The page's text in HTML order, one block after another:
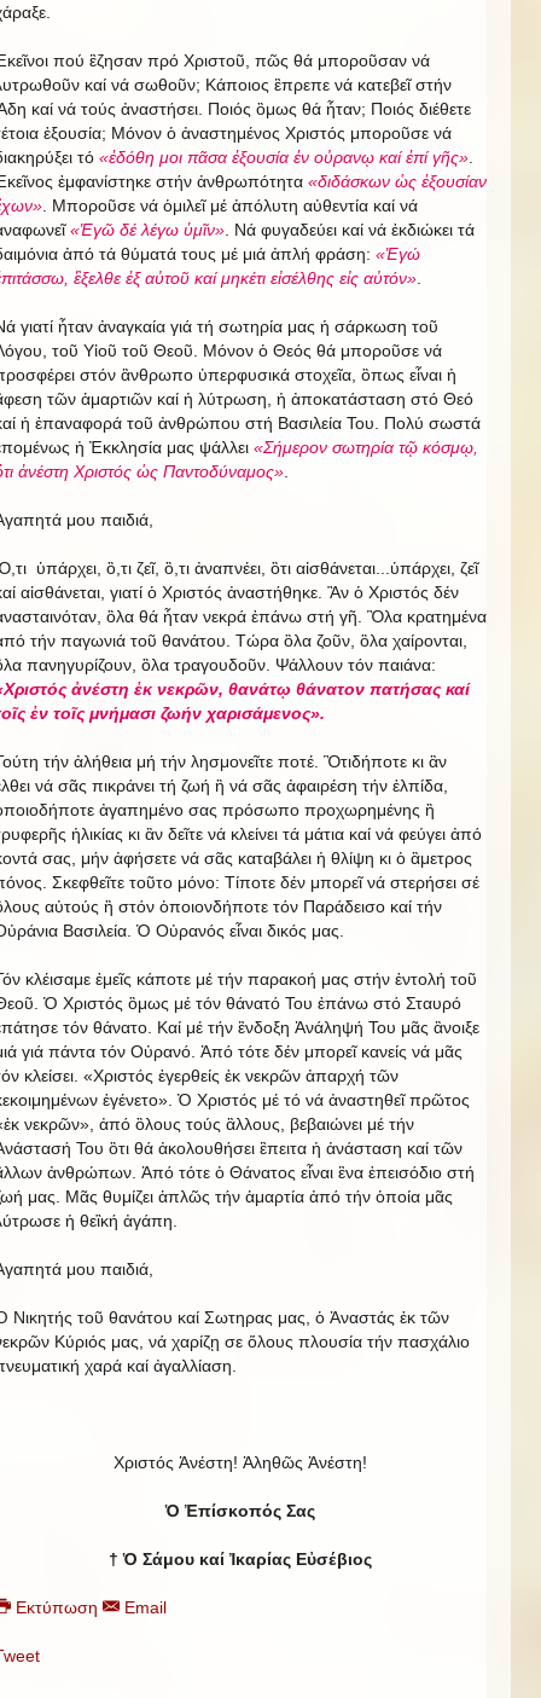
πού ἒζησαν πρό Χριστοῦ, πῶς θά μποροῦσαν νά
καί νά σωθοῦν; Κάποιος ἒπρεπε νά κατεβεῖ στήν
καί νά τούς ἀναστήσει. Ποιός ὃμως θά ἦταν; Ποιός διέθετε
ἐξουσία; Μόνον ὁ ἀναστημένος Χριστός μποροῦσε νά
τό «ἐδόθη μοι πᾶσα ἐξουσία ἐν οὐρανῳ καί ἐπί γῆς»
ἐμφανίστηκε στήν ἀνθρωπότητα «διδάσκων ὡς ἐξουσίαν
. Μποροῦσε νά ὁμιλεῖ μέ ἀπόλυτη αὐθεντία καί νά
«Ἐγῶ δέ λέγω ὑμῖν» . Νά φυγαδεύει καί νά ἐκδιώκει τά
ἀπό τά θύματά τους μέ μιά ἀπλή φράση: «Ἐγώ
ἒξελθε ἐξ αὐτοῦ καί μηκέτι εἰσέλθης εἰς αὐτόν»
γιατί ἦταν ἀναγκαία γιά τή σωτηρία μας ἡ σάρκωση τοῦ
τοῦ Υἱοῦ τοῦ Θεοῦ. Μόνον ὁ Θεός θά μποροῦσε νά
στόν ἂνθρωπο ὑπερφυσικά στοχεῖα, ὃπως εἶναι ἡ
τῶν ἁμαρτιῶν καί ἡ λύτρωση, ἡ ἀποκατάσταση στό Θεό
ἡ ἐπαναφορά τοῦ ἀνθρώπου στή Βασιλεία Του. Πολύ σωστά
ἡ Ἐκκλησία μας ψάλλει «Σήμερον σωτηρία τῷ κόσμῳ,
ἀνέστη Χριστός ὡς Παντοδύναμος»
μου παιδιά,
ὑπάρχει, ὃ,τι ζεῖ, ὃ,τι ἀναπνέει, ὃτι αἰσθάνεται...ὑπάρχει, ζεῖ
αἰσθάνεται, γιατί ὁ Χριστός ἀναστήθηκε. Ἂν ὁ Χριστός δέν
ὃλα θά ἦταν νεκρά ἐπάνω στή γῆ. Ὃλα κρατημένα
τήν παγωνιά τοῦ θανάτου. Τώρα ὃλα ζοῦν, ὃλα χαίρονται,
πανηγυρίζουν, ὃλα τραγουδοῦν. Ψάλλουν τόν παιάνα:
Χριστός ἀνέστη ἐκ νεκρῶν, θανάτῳ θάνατον πατήσας καί
ἐν τοῖς μνήμασι ζωήν χαρισάμενος».
τήν ἀλήθεια μή τήν λησμονεῖτε ποτέ. Ὃτιδήποτε κι ἂν
νά σᾶς πικράνει τή ζωή ἢ νά σᾶς ἀφαιρέση τήν ἐλπίδα,
ἀγαπημένο σας πρόσωπο προχωρημένης ἢ
ἡλικίας κι ἂν δεῖτε νά κλείνει τά μάτια καί νά φεύγει ἀπό
σας, μήν ἀφήσετε νά σᾶς καταβάλει ἡ θλίψη κι ὁ ἂμετρος
Σκεφθεῖτε τοῦτο μόνο: Τίποτε δέν μπορεῖ νά στερήσει σέ
αὐτούς ἢ στόν ὁποιονδήποτε τόν Παράδεισο καί τήν
Βασιλεία. Ὁ Οὐρανός εἶναι δικός μας.
κλέισαμε ἐμεῖς κάποτε μέ τήν παρακοή μας στήν ἐντολή τοῦ
Ὁ Χριστός ὃμως μέ τόν θάνατό Του ἐπάνω στό Σταυρό
τόν θάνατο. Καί μέ τήν ἒνδοξη Ἀνάληψή Του μᾶς ἂνοιξε
γιά πάντα τόν Οὐρανό. Ἀπό τότε δέν μπορεῖ κανείς νά μᾶς
κλείσει. «Χριστός ἐγερθείς ἐκ νεκρῶν ἀπαρχή τῶν
ἐγένετο». Ὁ Χριστός μέ τό νά ἀναστηθεῖ πρῶτος
νεκρῶν», ἀπό ὃλους τούς ἂλλους, βεβαιώνει μέ τήν
Του ὃτι θά ἀκολουθήσει ἒπειτα ἡ ἀνάσταση καί τῶν
ἀνθρώπων. Ἀπό τότε ὁ Θάνατος εἶναι ἓνα ἐπεισόδιο στή
μας. Μᾶς θυμίζει ἁπλῶς τήν ἁμαρτία ἀπό τήν ὁποία μᾶς
ἡ θεἳκή ἀγάπη.
μου παιδιά,
Νικητής τοῦ θανάτου καί Σωτηρας μας, ὁ Ἀναστάς ἐκ τῶν
Κύριός μας, νά χαρίζῃ σε ὅλους πλουσία τήν πασχάλιο
χαρά καί ἀγαλλίαση.
Χριστός Ἀνέστη! Ἀληθῶς Ἀνέστη!
Ὁ Ἐπίσκοπός Σας
† Ὁ Σάμου καί Ἰκαρίας Εὐσέβιος
Εκτύπωση Email